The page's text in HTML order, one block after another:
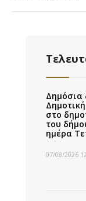
Δημόσια
στο
του
ημέρα
07/08/2026